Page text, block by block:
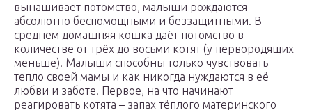
вынашивает потомство, малыши рождаются
абсолютно беспомощными и беззащитными. В
среднем домашняя кошка даёт потомство в
количестве от трёх до восьми котят (у первородящих
меньше). Малыши способны только чувствовать
тепло своей мамы и как никогда нуждаются в её
любви и заботе. Первое, на что начинают
реагировать котята – запах тёплого материнского